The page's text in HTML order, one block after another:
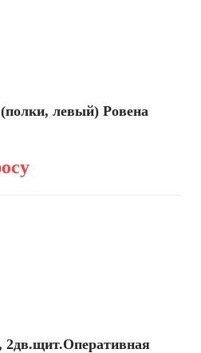
левый) Ровена